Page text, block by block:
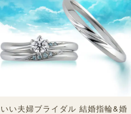
いい夫婦ブライダル 結婚指輪&婚